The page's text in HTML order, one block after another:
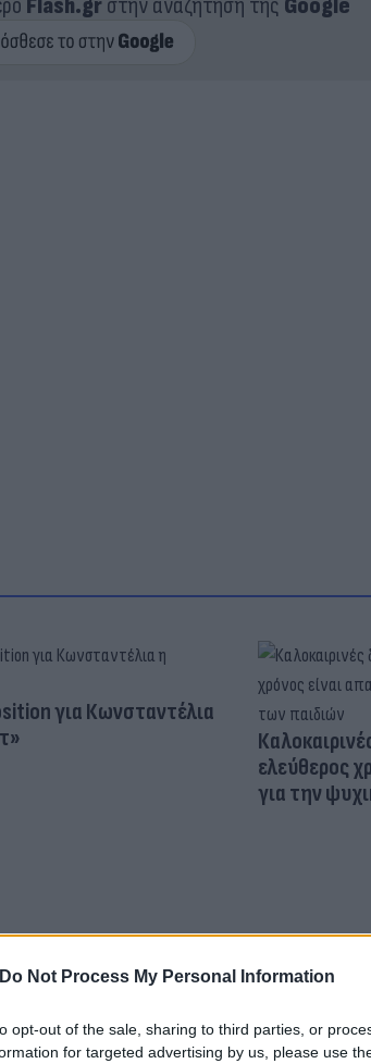
Do Not Process My Personal Information
opt-out of the sale, sharing to third parties, or
for targeted advertising by us, please use
Flash.grστην αναζήτηση της Google
για Κωνσταντέλια
ελεύθερος
για την